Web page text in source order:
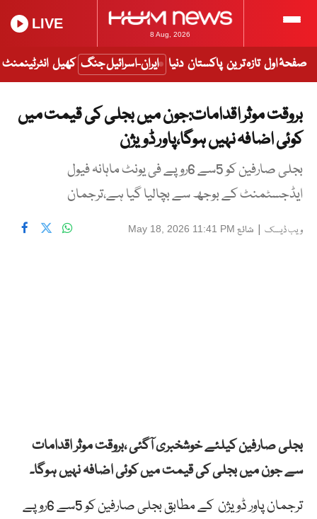
8 Aug, 2026
LIVE
صفحۂ اول تازہ ترین پاکستان دنیا ایران-اسرائیل جنگ کھیل انٹرٹینمنٹ
بروقت موثر اقدامات:جون میں بجلی کی قیمت میں
کوئی اضافہ نہیں ہوگا،پاور ڈویژن
بجلی صارفین کو 5سے 6روپے فی یونٹ ماہانہ فیول
ایڈجسٹمنٹ کے بوجھ سے بچالیا گیا ہے،ترجمان
ویب ڈیسک | شائع May 18, 2026 11:41 PM
بجلی صارفین کیلئے خوشخبری آگئی ،بروقت موثر اقدامات
سے جون میں بجلی کی قیمت میں کوئی اضافہ نہیں ہوگا۔
ترجمان پاور ڈویژن کے مطابق بجلی صارفین کو 5سے 6روپے